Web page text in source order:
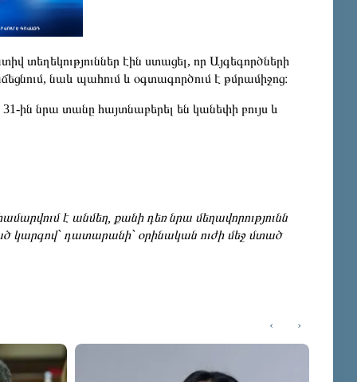
տեղեկություններ էին ստացել, որ Այգեգործների
նաև պահում և օգտագործում է թմրամիջոց։
31-ին նրա տանը հայտնաբերել են կանեփի բույս և
է անմեղ, քանի դեռ նրա մեղավորությունն
կարգով` դատարանի` օրինական ուժի մեջ մտած
‹ ›